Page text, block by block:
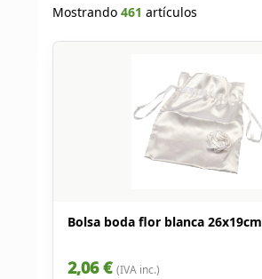
Mostrando 461 artículos
Bolsa boda flor blanca 26x19cm
2,06 € (IVA inc.)